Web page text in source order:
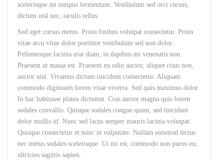
scelerisque mi tempus fermentum. Vestibulum sed orci cursus,
dictum nisl nec, iaculis tellus.
Sed eget cursus metus. Proin finibus volutpat consectetur. Proin
vitae arcu vitae dolor porttitor vestibulum sed non dolor.
Pellentesque lacinia erat diam, in dapibus mi venenatis non.
Praesent ut massa est. Praesent eu odio auctor, aliquet risus non,
auctor nisl. Vivamus dictum tincidunt consectetur. Aliquam
commodo dignissim lorem vitae viverra. Sed quis maximus dolor.
In hac habitasse platea dictumst. Cras auctor magna quis lorem
sodales convallis. Quisque sodales congue quam, sed tincidunt
dolor mollis id. Nunc sed lacus semper mauris lacinia volutpat.
Quisque consectetur et nunc in vulputate. Nullam euismod lectus
nec metus sodales scelerisque. Ut mi est, commodo non purus eu,
ultricies sagittis sapien.